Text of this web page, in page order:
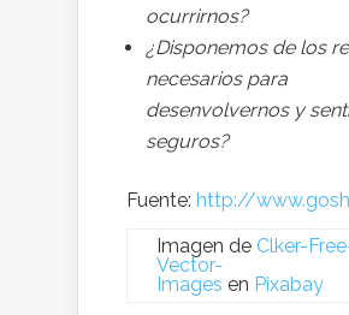
ocurrirnos?
¿Disponemos de los
necesarios para
desenvolvernos y
seguros?
Fuente: http://
Imagen de Clker-
Vector-
Images en Pixabay